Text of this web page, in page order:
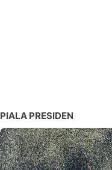
PIALA PRESIDEN